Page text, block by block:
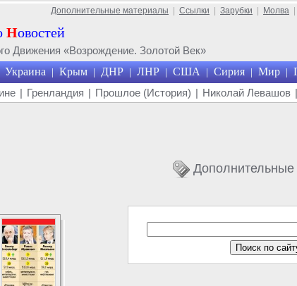
Дополнительные материалы Ссылки Зарубки Молва
Новостей
Движения «Возрождение. Золотой Век»
Украина | Крым | ДНР | ЛНР | США | Сирия | Мир |
| Гренландия | Прошлое (История) | Николай Левашов |
Дополнительные